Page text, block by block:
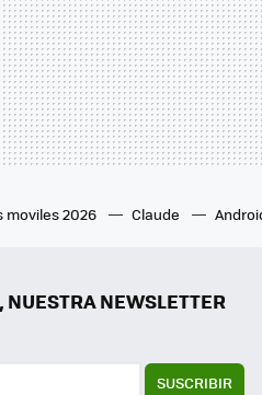
moviles 2026 Claude
NEWSLETTER
SUSCRIBIR